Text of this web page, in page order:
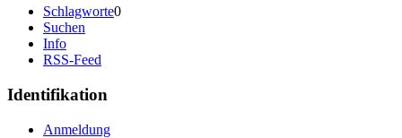
Schlagworte0
Suchen
Info
RSS-Feed
Identifikation
Anmeldung